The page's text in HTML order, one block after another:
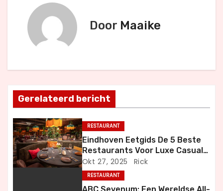
h
t
n
a
v
Door Maaike
Gerelateerd bericht
RESTAURANT
Eindhoven Eetgids De 5 Beste
Restaurants Voor Luxe Casual
en Bijzondere Momenten
Okt 27, 2025 Rick
RESTAURANT